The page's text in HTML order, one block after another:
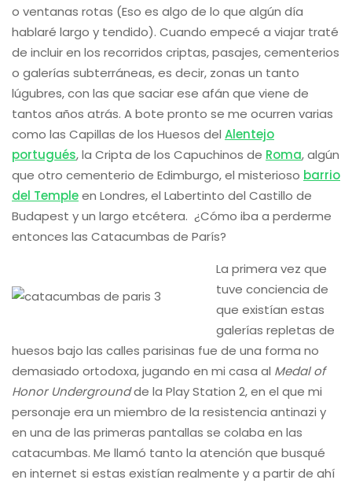
o ventanas rotas (Eso es algo de lo que algún día
hablaré largo y tendido). Cuando empecé a viajar traté
de incluir en los recorridos criptas, pasajes, cementerios
o galerías subterráneas, es decir, zonas un tanto
lúgubres, con las que saciar ese afán que viene de
tantos años atrás. A bote pronto se me ocurren varias
como las Capillas de los Huesos del Alentejo
portugués, la Cripta de los Capuchinos de Roma, algún
que otro cementerio de Edimburgo, el misterioso barrio
del Templeen Londres, el Labertinto del Castillo de
Budapest y un largo etcétera. ¿Cómo iba a perderme
entonces las Catacumbas de París?
La primera vez que
tuve conciencia de
que existían estas
galerías repletas de
huesos bajo las calles parisinas fue de una forma no
demasiado ortodoxa, jugando en mi casa al Medal of
Honor Undergroundde la Play Station 2, en el que mi
personaje era un miembro de la resistencia antinazi y
en una de las primeras pantallas se colaba en las
catacumbas. Me llamó tanto la atención que busqué
en internet si estas existían realmente y a partir de ahí